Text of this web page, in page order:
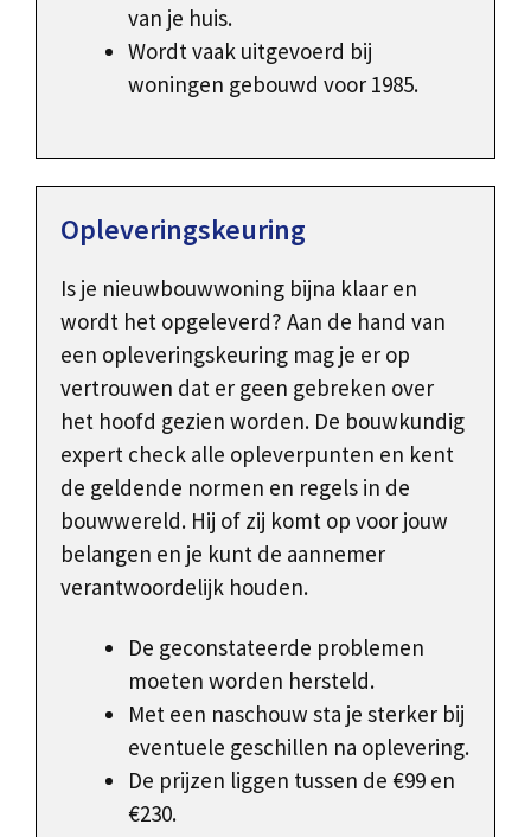
van je huis.
Wordt vaak uitgevoerd bij
woningen gebouwd voor 1985.
Opleveringskeuring
Is je nieuwbouwwoning bijna klaar en
wordt het opgeleverd? Aan de hand van
een opleveringskeuring mag je er op
vertrouwen dat er geen gebreken over
het hoofd gezien worden. De bouwkundig
expert check alle opleverpunten en kent
de geldende normen en regels in de
bouwwereld. Hij of zij komt op voor jouw
belangen en je kunt de aannemer
verantwoordelijk houden.
De geconstateerde problemen
moeten worden hersteld.
Met een naschouw sta je sterker bij
eventuele geschillen na oplevering.
De prijzen liggen tussen de €99 en
€230.